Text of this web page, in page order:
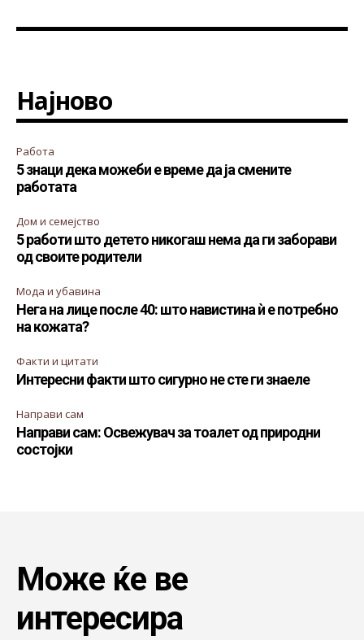
Најново
Работа
5 знаци дека можеби е време да ја смените
работата
Дом и семејство
5 работи што детето никогаш нема да ги заборави
од своите родители
Мода и убавина
Нега на лице после 40: што навистина ѝ е потребно
на кожата?
Факти и цитати
Интересни факти што сигурно не сте ги знаеле
Направи сам
Направи сам: Освежувач за тоалет од природни
состојки
Може ќе ве
интересира